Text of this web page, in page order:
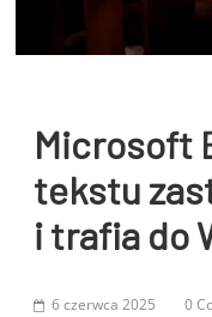
Microsoft
tekstu
i trafia do
6 czerwca 2025 0